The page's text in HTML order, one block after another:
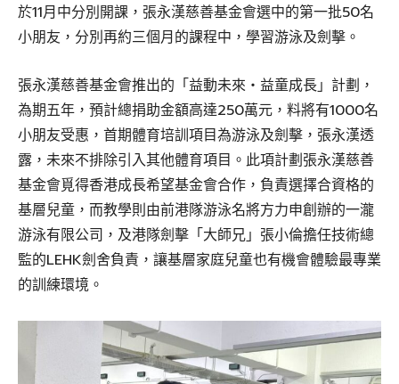
於11月中分別開課，張永漢慈善基金會選中的第一批50名
小朋友，分別再約三個月的課程中，學習游泳及劍擊。
張永漢慈善基金會推出的「益動未來‧益童成長」計劃，
為期五年，預計總捐助金額高達250萬元，料將有1000名
小朋友受惠，首期體育培訓項目為游泳及劍擊，張永漢透
露，未來不排除引入其他體育項目。此項計劃張永漢慈善
基金會覓得香港成長希望基金會合作，負責選擇合資格的
基層兒童，而教學則由前港隊游泳名將方力申創辦的一瀧
游泳有限公司，及港隊劍擊「大師兄」張小倫擔任技術總
監的LEHK劍舍負責，讓基層家庭兒童也有機會體驗最專業
的訓練環境。